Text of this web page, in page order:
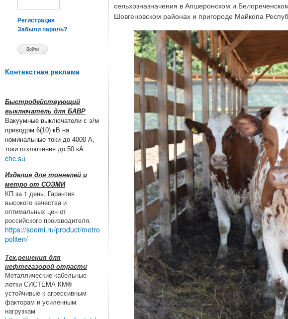
Регистрация
Забыли пароль?
Контекстная реклама
Быстродействующий
выключатель для БАВР
Вакуумные выключатели с э/м
приводом 6(10) кВ на
номинальные токи до 4000 А,
токи отключения до 50 кА
chc.su
Изделия для тоннелей и
метро от СОЭМИ
КП за 1 день. Гарантия
высокого качества и
оптимальных цен от
российского производителя.
https://soemi.ru/product/metro
politen/
Тех.решения для
нефтегазовой отрасти
Металлические кабельные
лотки СИСТЕМА КМ®
устойчивые к агрессивным
факторам и усиленным
нагрузкам
сельхозназначения в Апшеронском и
Шовгеновском районах и пригороде Майкопа